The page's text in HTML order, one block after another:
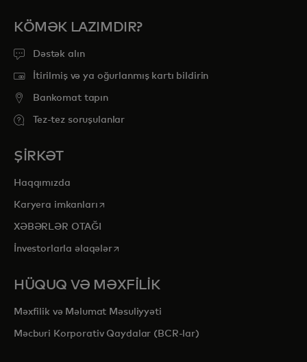
KÖMƏK LAZIMDIR?
Dəstək alın
İtirilmiş və ya oğurlanmış kartı bildirin
Bankomat tapın
Tez-tez soruşulanlar
ŞİRKƏT
Haqqımızda
Karyera imkanlarıopens in a new tab
XƏBƏRLƏR OTAĞI
İnvestorlarla əlaqələropens in a new tab
HÜQUQ VƏ MƏXFİLİK
Məxfilik və Məlumat Məsuliyyəti
Məcburi Korporativ Qaydalar (BCR-lar)